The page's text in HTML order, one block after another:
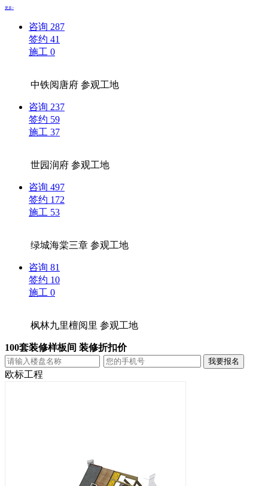
更多>
咨询 287
签约 41
施工 0
中铁阅唐府参观工地
咨询 237
签约 59
施工 37
世园润府参观工地
咨询 497
签约 172
施工 53
绿城海棠三章参观工地
咨询 81
签约 10
施工 0
枫林九里檀阅里参观工地
100套装修样板间 装修折扣价
欧标工程